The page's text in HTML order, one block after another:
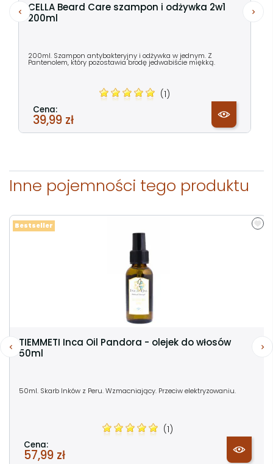
CELLA Beard Care szampon i odżywka 2w1
200ml
200ml. Szampon antybakteryjny i odżywka w jednym. Z
Pantenolem, który pozostawia brodę jedwabiście miękką.
(1)
Cena:
39,99 zł
Inne pojemności tego produktu
TIEMMETI Inca Oil Pandora - olejek do włosów
50ml
50ml. Skarb Inków z Peru. Wzmacniający. Przeciw elektryzowaniu.
(1)
Cena:
57,99 zł
Bestseller